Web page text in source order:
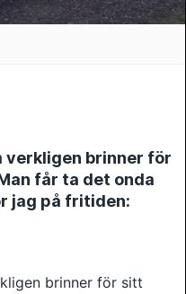
verkligen brinner för
får ta det onda
jag på fritiden:
brinner för sitt